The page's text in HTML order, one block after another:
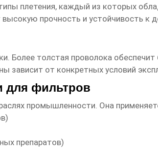
плетения, каждый из которых
прочность и устойчивость к
. Более толстая проволока
зависит от конкретных условий
для фильтров
промышленности. Она
препаратов)